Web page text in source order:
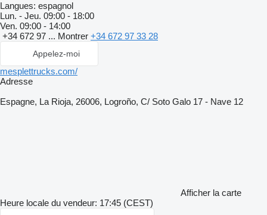
Langues: espagnol
Lun. - Jeu. 09:00 - 18:00
Ven. 09:00 - 14:00
+34 672 97 ... Montrer +34 672 97 33 28
Appelez-moi
mesplettrucks.com/
Adresse
Espagne, La Rioja, 26006, Logroño, C/ Soto Galo 17 - Nave 12
Afficher la carte
Heure locale du vendeur: 17:45 (CEST)